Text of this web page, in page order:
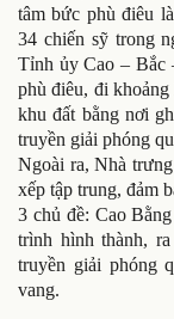
tâm bức phù điêu
34 chiến sỹ trong
Tỉnh ủy Cao – Bắc
phù điêu, đi khoảng
khu đất bằng nơi
truyền giải phóng
Ngoài ra, Nhà
xếp tập trung, đảm
3 chủ đề: Cao
trình hình thành,
truyền giải phóng
vang.